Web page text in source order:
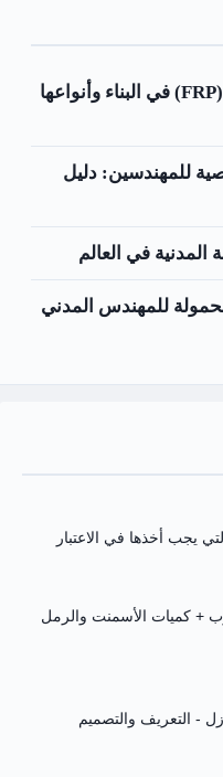
البوليمرات المسلحة بالألياف (FRP) في البناء وأنواعها
للمهندسين: دليل
في العالم
المحمولة للمهندس المدني
يجب أخذها في الاعتبار
+ كميات الأسمنت والرمل
- التعريف والتصميم